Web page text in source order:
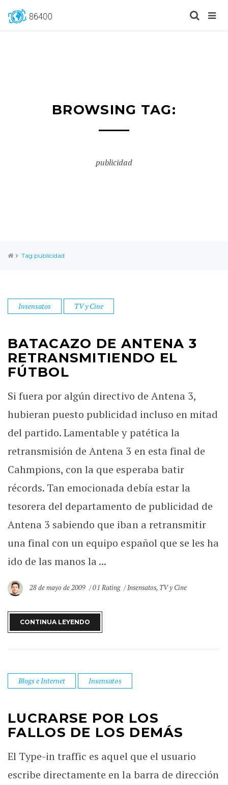
BROWSING TAG:
publicidad
Tag:publicidad
Insensatos TV y Cine
BATACAZO DE ANTENA 3
RETRANSMITIENDO EL
FÚTBOL
Si fuera por algún directivo de Antena 3,
hubieran puesto publicidad incluso en mitad
del partido. Lamentable y patética la
retransmisión de Antena 3 en esta final de
Cahmpions, con la que esperaba batir
récords. Tan emocionada debía estar la
tesorera del departamento de publicidad de
Antena 3 sabiendo que iban a retransmitir
una final con un equipo español que se les ha
ido de las manos la ...
28 de mayo de 2009 01 Rating Insensatos, TV y Cine
CONTINUA LEYENDO
Blogs e Internet Insensatos
LUCRARSE POR LOS
FALLOS DE LOS DEMÁS
El Type-in traffic es aquel que el usuario
escribe directamente en la barra de dirección